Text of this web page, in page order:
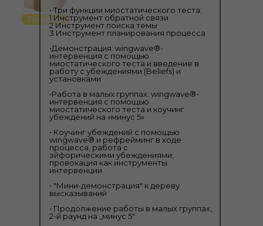
Подарок
• Три функции миостатического теста:
1 Инструмент обратной связи
2 Инструмент поиска темы
3 Инструмент планирования процесса
•Демонстрация: wingwave®-
интервенция с помощью
миостатического теста и введение в
работу с убеждениями (Beliefs) и
установками
•Работа в малых группах: wingwave®-
интервенция с помощью
миостатического теста и коучинг
убеждений на «минус 5»
• Коучинг убеждений с помощью
wingwave® и рефрейминг в ходе
процесса, работа с
эйфорическими убеждениями,
провокация как инструменты
интервенции
• "Мини-демонстрация" к дереву
высказываний
• Продолжение работы в малых группах,
2-й раунд на „минус 5"